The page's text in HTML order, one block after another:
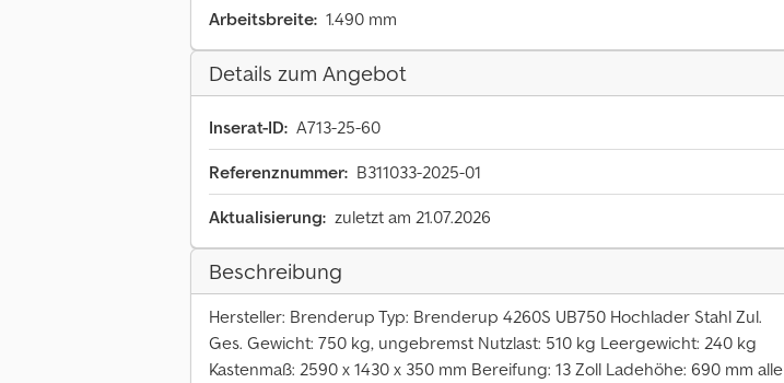
Arbeitsbreite: 1.490 mm
Details zum Angebot
Inserat-ID: A713-25-60
Referenznummer: B311033-2025-01
Aktualisierung: zuletzt am 21.07.2026
Beschreibung
Hersteller: Brenderup Typ: Brenderup 4260S UB750 Hochlader Stahl Zul.
Ges. Gewicht: 750 kg, ungebremst Nutzlast: 510 kg Leergewicht: 240 kg
Kastenmaß: 2590 x 1430 x 350 mm Bereifung: 13 Zoll Ladehöhe: 690 mm alle